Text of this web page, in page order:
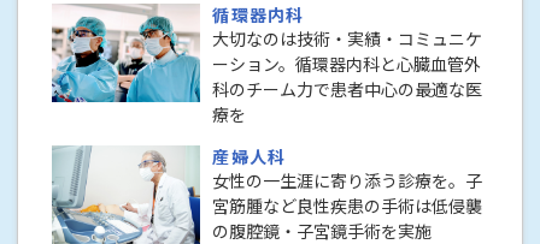
循環器内科
大切なのは技術・実績・コミュニケ
ーション。循環器内科と心臓血管外
科のチーム力で患者中心の最適な医
療を
産婦人科
女性の一生涯に寄り添う診療を。子
宮筋腫など良性疾患の手術は低侵襲
の腹腔鏡・子宮鏡手術を実施